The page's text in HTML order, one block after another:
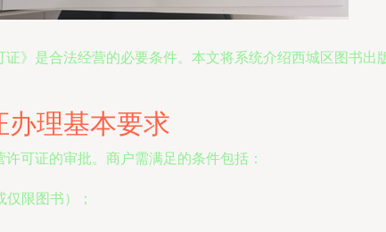
》是合法经营的必要条件。本文将系统介绍西城区图书出
办理基本要求
可证的审批。商户需满足的条件包括：
限图书）；